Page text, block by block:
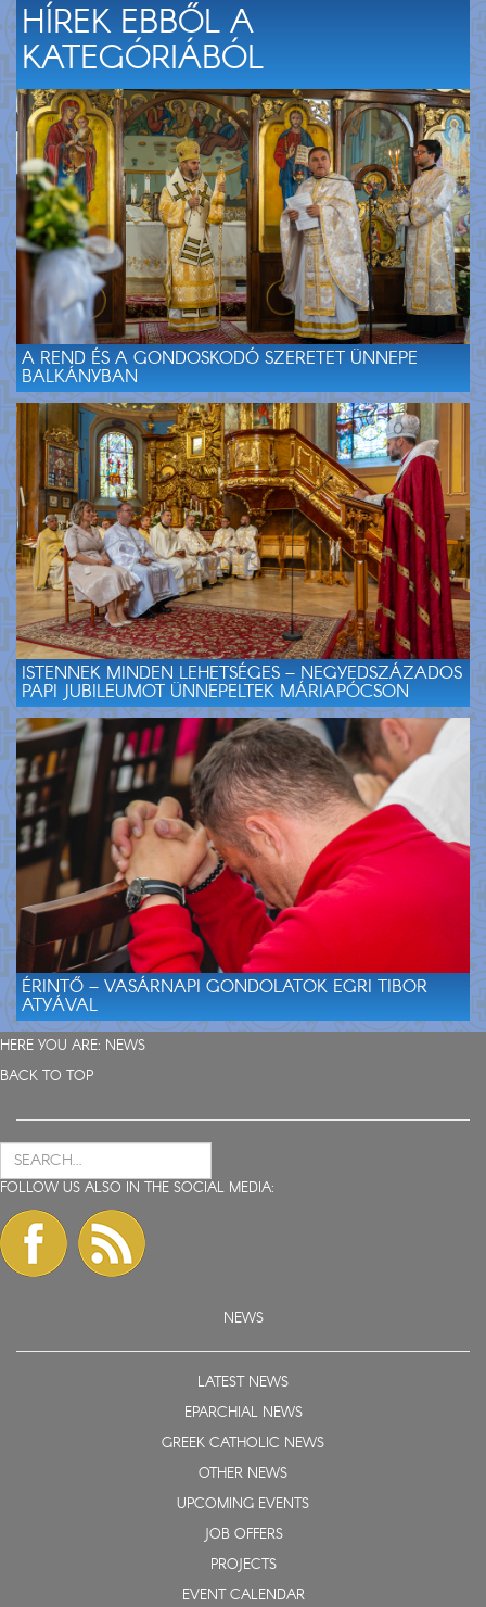
HÍREK EBBŐL A
KATEGÓRIÁBÓL
A REND ÉS A GONDOSKODÓ SZERETET ÜNNEPE
BALKÁNYBAN
ISTENNEK MINDEN LEHETSÉGES – NEGYEDSZÁZADOS
PAPI JUBILEUMOT ÜNNEPELTEK MÁRIAPÓCSON
ÉRINTŐ – VASÁRNAPI GONDOLATOK EGRI TIBOR
ATYÁVAL
HERE YOU ARE: NEWS
BACK TO TOP
FOLLOW US ALSO IN THE SOCIAL MEDIA:
NEWS
LATEST NEWS
EPARCHIAL NEWS
GREEK CATHOLIC NEWS
OTHER NEWS
UPCOMING EVENTS
JOB OFFERS
PROJECTS
EVENT CALENDAR